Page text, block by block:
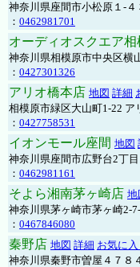
神奈川県座間市小松原１-４
： 0462981701
オーディオスクエア相
神奈川県相模原市中央区横
： 0427301326
アリオ橋本店 地図 詳細
相模原市緑区大山町1-22 ア
： 0427758531
イオンモール座間 地図
神奈川県座間市広野台2丁
： 0462981161
そよら湘南茅ヶ崎店 地
神奈川県茅ヶ崎市茅ヶ崎
： 0467846080
秦野店 地図 詳細 お気に
神奈川県秦野市曽屋４７８